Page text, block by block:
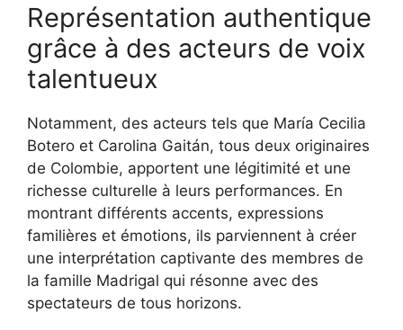
Représentation authentique
grâce à des acteurs de voix
talentueux
Notamment, des acteurs tels que María Cecilia
Botero et Carolina Gaitán, tous deux originaires
de Colombie, apportent une légitimité et une
richesse culturelle à leurs performances. En
montrant différents accents, expressions
familières et émotions, ils parviennent à créer
une interprétation captivante des membres de
la famille Madrigal qui résonne avec des
spectateurs de tous horizons.